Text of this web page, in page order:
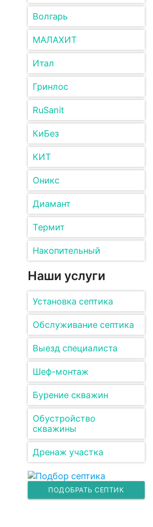
Волгарь
МАЛАХИТ
Итал
Гринлос
RuSanit
КиБез
КИТ
Оникс
Диамант
Термит
Накопительный
Наши услуги
Установка септика
Обслуживание септика
Выезд специалиста
Шеф-монтаж
Бурение скважин
Обустройство
скважины
Дренаж участка
ПОДОБРАТЬ СЕПТИК